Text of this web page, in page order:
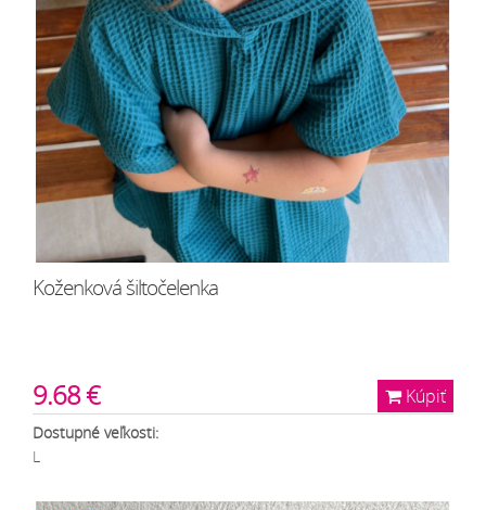
Koženková šiltočelenka
Kúpiť
9.68 €
Dostupné veľkosti:
L